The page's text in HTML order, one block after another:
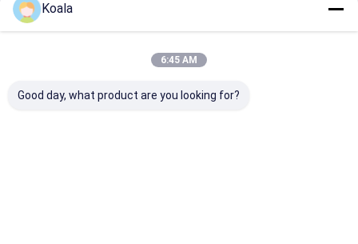
Produits Recommandés
Koala
6:45 AM
Good day, what product are you looking for?